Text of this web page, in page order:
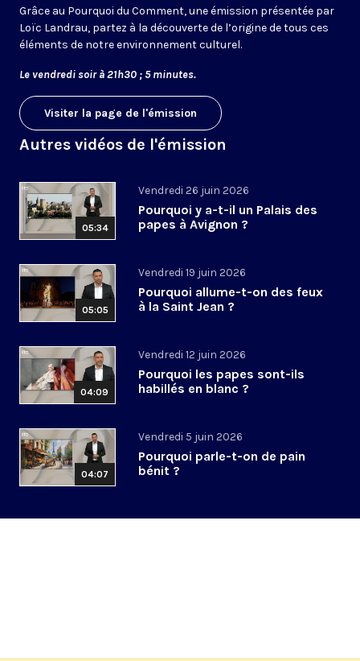
Grâce au Pourquoi du Comment, une émission présentée par
Loïc Landrau, partez à la découverte de l’origine de tous ces
éléments de notre environnement culturel.
Le vendredi soir à 21h30 ; 5 minutes.
Visiter la page de l'émission
Autres vidéos de l'émission
05:34
Vendredi 26 juin 2026
Pourquoi y a-t-il un Palais des
papes à Avignon ?
05:05
Vendredi 19 juin 2026
Pourquoi allume-t-on des feux
à la Saint Jean ?
04:09
Vendredi 12 juin 2026
Pourquoi les papes sont-ils
habillés en blanc ?
04:07
Vendredi 5 juin 2026
Pourquoi parle-t-on de pain
bénit ?